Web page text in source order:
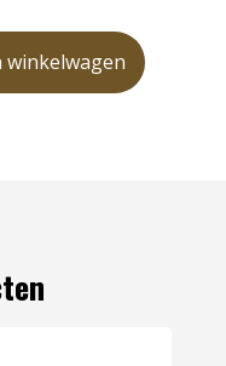
winkelwagen